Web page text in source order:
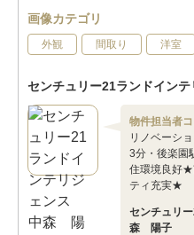
画像カテゴリ
外観 間取り 洋室
センチュリー21ランドインテ
物件担当者
リノベーシ
3分・後楽園
住環境良好★
ティ充実★
センチュリ
森 陽子